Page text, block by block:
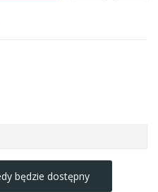
będzie dostępny